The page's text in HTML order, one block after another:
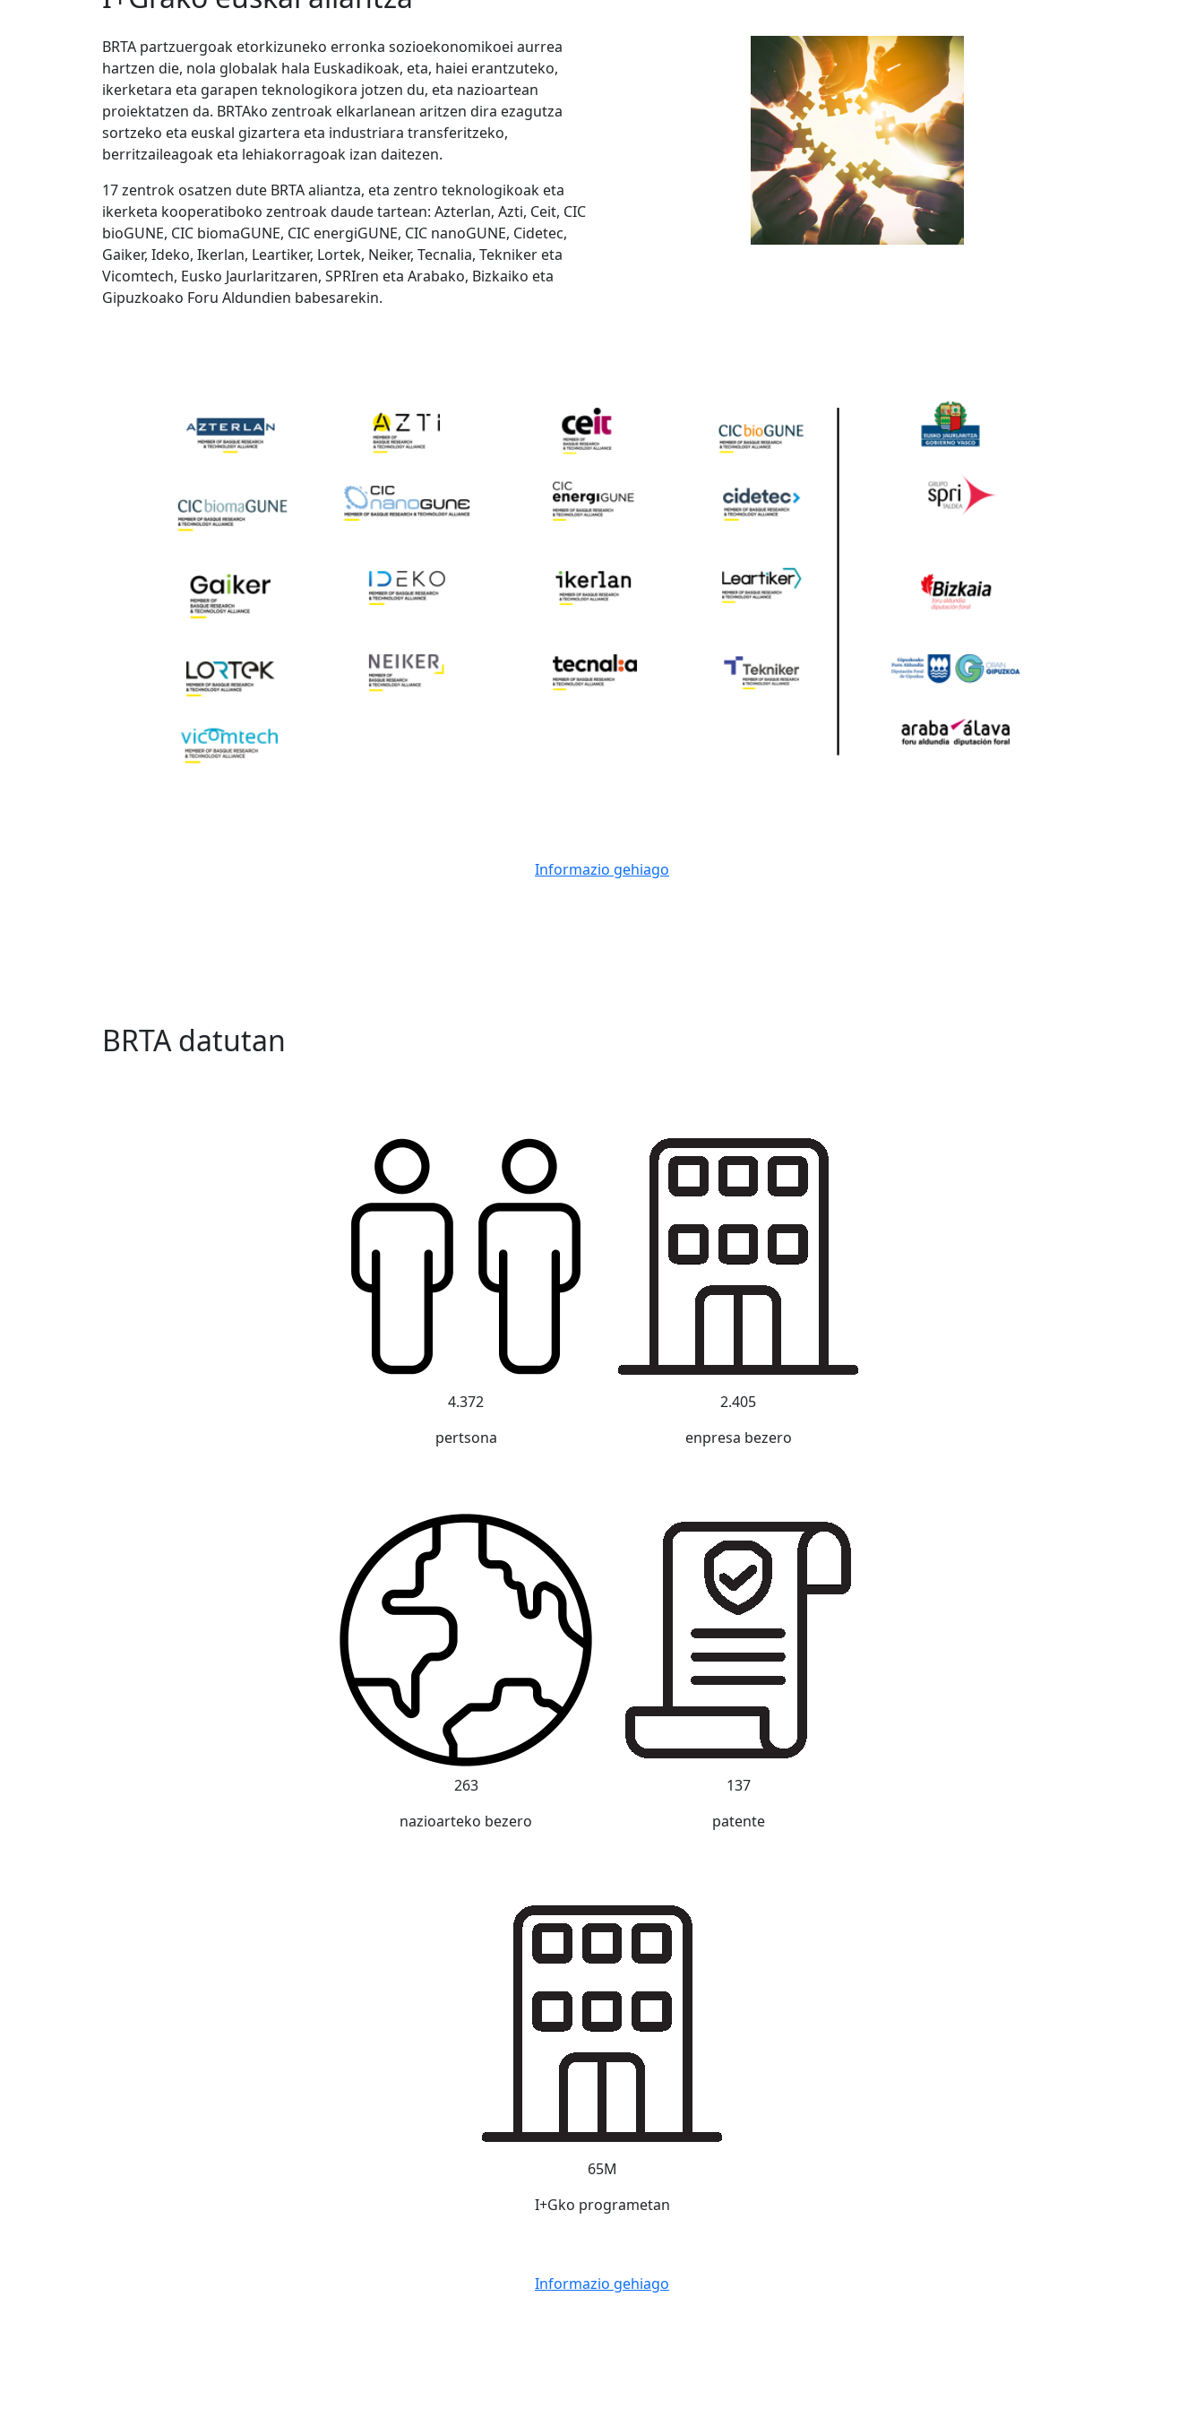
BRTA partzuergoak etorkizuneko erronka sozioekonomikoei aurrea
hartzen die, nola globalak hala Euskadikoak, eta, haiei erantzuteko,
ikerketara eta garapen teknologikora jotzen du, eta nazioartean
proiektatzen da. BRTAko zentroak elkarlanean aritzen dira ezagutza
sortzeko eta euskal gizartera eta industriara transferitzeko,
berritzaileagoak eta lehiakorragoak izan daitezen.
17 zentrok osatzen dute BRTA aliantza, eta zentro teknologikoak eta
ikerketa kooperatiboko zentroak daude tartean: Azterlan, Azti, Ceit, CIC
bioGUNE, CIC biomaGUNE, CIC energiGUNE, CIC nanoGUNE, Cidetec,
Gaiker, Ideko, Ikerlan, Leartiker, Lortek, Neiker, Tecnalia, Tekniker eta
Vicomtech, Eusko Jaurlaritzaren, SPRIren eta Arabako, Bizkaiko eta
Gipuzkoako Foru Aldundien babesarekin.
Informazio gehiago
BRTA datutan
4.372
pertsona
2.405
enpresa bezero
263
nazioarteko bezero
137
patente
65M
I+Gko programetan
Informazio gehiago